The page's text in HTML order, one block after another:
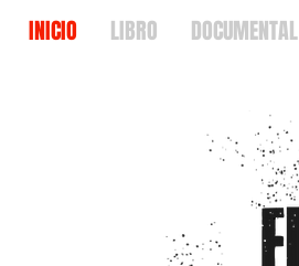
INICIO LIBRO DOCUMENTAL